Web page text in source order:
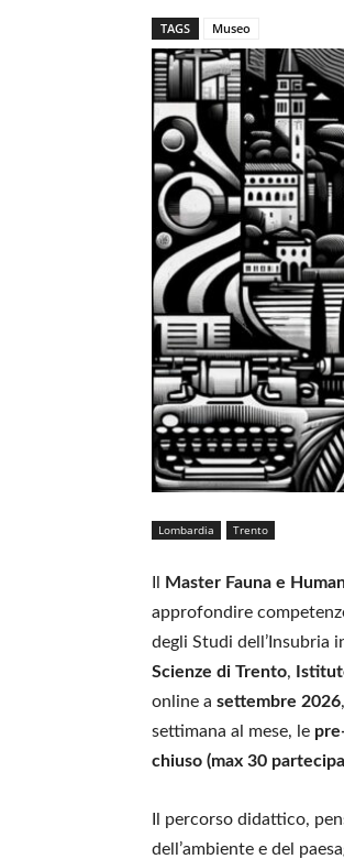
TAGS Museo
Lombardia Trento
Master Fauna e
approfondire
degli Studi dell’Insubria
Scienze di Trento,
online a settembre 2026
settimana al mese, le
chiuso (max 30
Il percorso didattico,
dell’ambiente e del